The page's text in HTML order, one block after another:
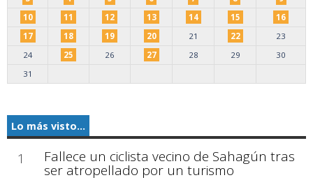
10
11 12 13 14 15
16
17
18 19 20 21 22
23
24
25 26 27 28 29
30
31
Lo más visto...
1 Fallece un ciclista vecino de Sahagún tras
ser atropellado por un turismo